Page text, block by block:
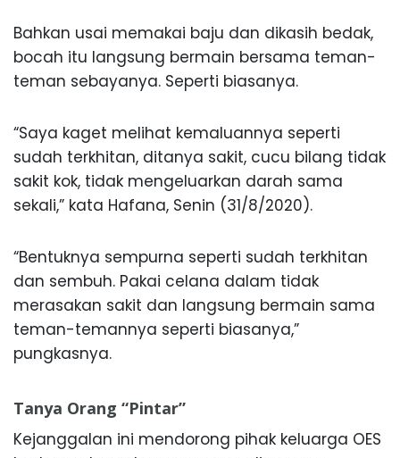
Bahkan usai memakai baju dan dikasih bedak,
bocah itu langsung bermain bersama teman-
teman sebayanya. Seperti biasanya.
“Saya kaget melihat kemaluannya seperti
sudah terkhitan, ditanya sakit, cucu bilang tidak
sakit kok, tidak mengeluarkan darah sama
sekali,” kata Hafana, Senin (31/8/2020).
“Bentuknya sempurna seperti sudah terkhitan
dan sembuh. Pakai celana dalam tidak
merasakan sakit dan langsung bermain sama
teman-temannya seperti biasanya,”
pungkasnya.
Tanya Orang “Pintar”
Kejanggalan ini mendorong pihak keluarga OES